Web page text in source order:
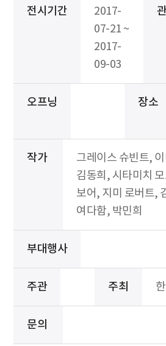
전시기간
2017-
07-21 ~
2017-
09-03
오프닝 장소
작가
그레이스 슈빈트,
김동희, 시타미치
보어, 지미 로버트,
여다함, 박민희
부대행사
주관 주최
문의